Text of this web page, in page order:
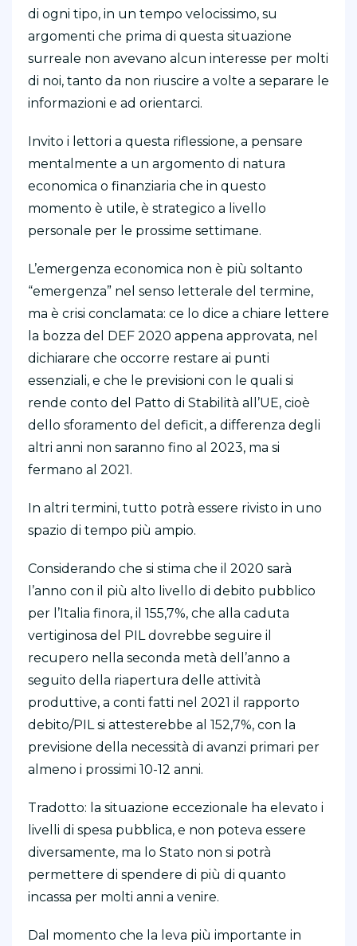
di ogni tipo, in un tempo velocissimo, su
argomenti che prima di questa situazione
surreale non avevano alcun interesse per molti
di noi, tanto da non riuscire a volte a separare le
informazioni e ad orientarci.
Invito i lettori a questa riflessione, a pensare
mentalmente a un argomento di natura
economica o finanziaria che in questo
momento è utile, è strategico a livello
personale per le prossime settimane.
L’emergenza economica non è più soltanto
“emergenza” nel senso letterale del termine,
ma è crisi conclamata: ce lo dice a chiare lettere
la bozza del DEF 2020 appena approvata, nel
dichiarare che occorre restare ai punti
essenziali, e che le previsioni con le quali si
rende conto del Patto di Stabilità all’UE, cioè
dello sforamento del deficit, a differenza degli
altri anni non saranno fino al 2023, ma si
fermano al 2021.
In altri termini, tutto potrà essere rivisto in uno
spazio di tempo più ampio.
Considerando che si stima che il 2020 sarà
l’anno con il più alto livello di debito pubblico
per l’Italia finora, il 155,7%, che alla caduta
vertiginosa del PIL dovrebbe seguire il
recupero nella seconda metà dell’anno a
seguito della riapertura delle attività
produttive, a conti fatti nel 2021 il rapporto
debito/PIL si attesterebbe al 152,7%, con la
previsione della necessità di avanzi primari per
almeno i prossimi 10-12 anni.
Tradotto: la situazione eccezionale ha elevato i
livelli di spesa pubblica, e non poteva essere
diversamente, ma lo Stato non si potrà
permettere di spendere di più di quanto
incassa per molti anni a venire.
Dal momento che la leva più importante in